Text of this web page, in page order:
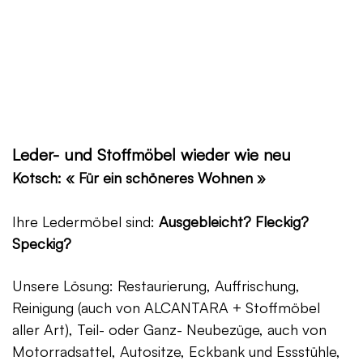
Leder- und Stoffmöbel wieder wie neu
Kotsch: « Für ein schöneres Wohnen »
Ihre Ledermöbel sind: Ausgebleicht? Fleckig?
Speckig?
Unsere Lösung: Restaurierung, Auffrischung,
Reinigung (auch von ALCANTARA + Stoffmöbel
aller Art), Teil- oder Ganz- Neubezüge, auch von
Motorradsattel, Autositze, Eckbank und Essstühle,